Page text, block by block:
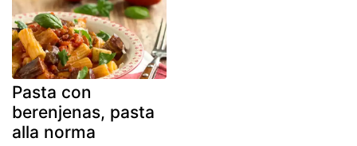
Pasta con
berenjenas, pasta
alla norma